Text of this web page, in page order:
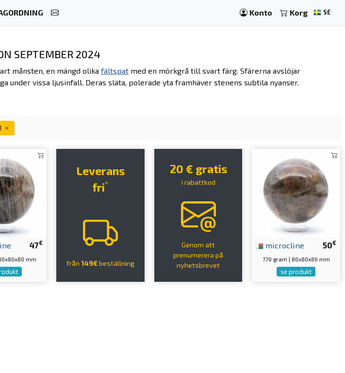
Konto Korg SE
SEPTEMBER 2024
månsten, en mängd olika fältspat med en mörkgrå till svart färg. Sfärerna avslöjar
under vissa ljusinfall. Deras släta, polerade yta framhäver stenens subtila nyanser.
47€
mm
Leverans
fri*
från 149€beställning
20 € gratis
i rabattkod
Genom att
prenumerera på
nyhetsbrevet
50€
microcline
770 gram | 80x80x80 mm
se produkt